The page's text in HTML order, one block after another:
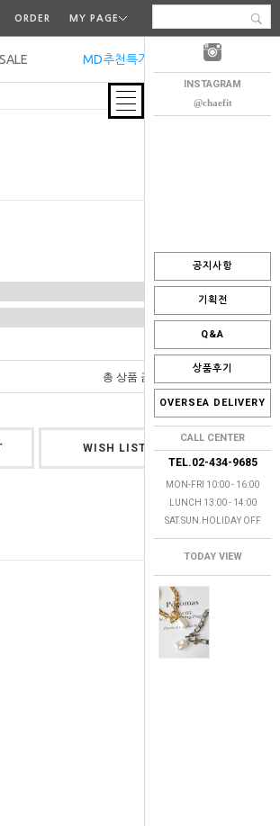
INSTAGRAM
@chaefit
공지사항
기획전
Q&A
상품후기
OVERSEA DELIVERY
CALL CENTER
TEL.02-434-9685
MON-FRI 10:00 - 16:00
LUNCH 13:00 - 14:00
SAT.SUN.HOLIDAY OFF
TODAY VIEW
ORDER MY PAGE
SALE MD추천특가 오늘출발
총 상품 금액
WISH LIST